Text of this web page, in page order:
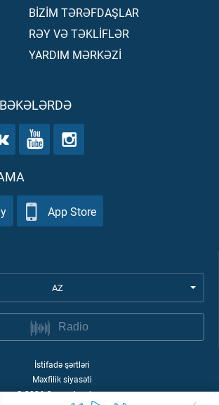
BİZİM TƏRƏFDAŞLAR
RƏY VƏ TƏKLİFLƏR
YARDIM MƏRKƏZİ
App Store
AZ
Radio
İstifadə şərtləri
Məxfilik siyasəti
©2026Quran Academy